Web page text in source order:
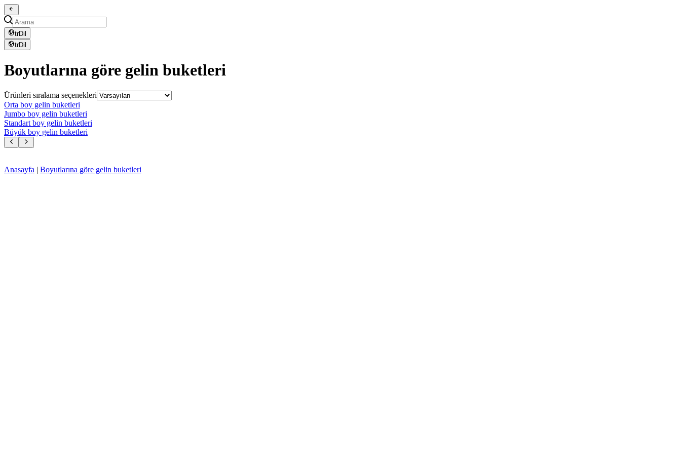
trDil
trDil
Boyutlarına göre gelin buketleri
Ürünleri sıralama seçenekleri
Orta boy gelin buketleri
Jumbo boy gelin buketleri
Standart boy gelin buketleri
Büyük boy gelin buketleri
Anasayfa | Boyutlarına göre gelin buketleri